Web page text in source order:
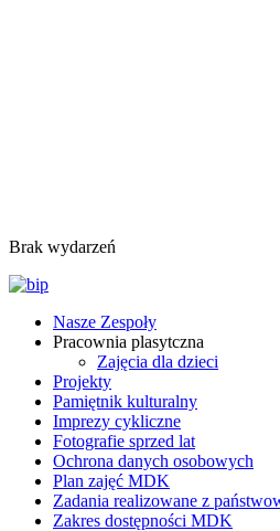
Brak wydarzeń
Nasze Zespoły
Pracownia plasytczna
Zajęcia dla dzieci
Projekty
Pamiętnik kulturalny
Imprezy cykliczne
Fotografie sprzed lat
Ochrona danych osobowych
Plan zajęć MDK
Zadania realizowane z
Zakres dostępności MDK